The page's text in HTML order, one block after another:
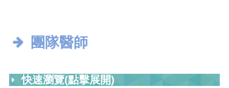
團隊醫師
快速瀏覽(點擊展開)